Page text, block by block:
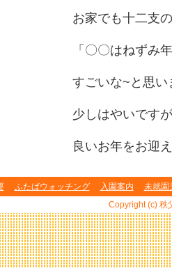
お家でも十二支
「〇〇はねずみ
すごいな~と思い
少しはやいです
良いお年をお迎
ふたばウォッチング 入園案内
未就園
Copyright (c) 秩